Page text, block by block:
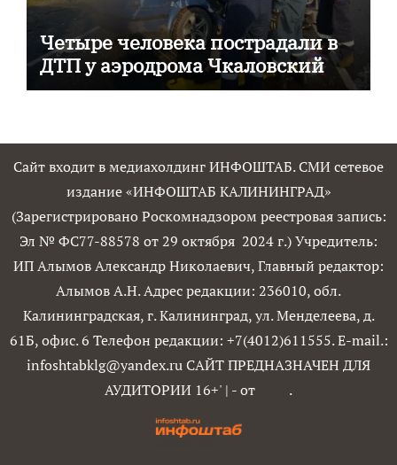
Четыре человека пострадали в
ДТП у аэродрома Чкаловский
Сайт входит в медиахолдинг ИНФОШТАБ. СМИ сетевое
издание «ИНФОШТАБ КАЛИНИНГРАД»
(Зарегистрировано Роскомнадзором реестровая запись:
Эл № ФС77-88578 от 29 октября 2024 г.) Учредитель:
ИП Алымов Александр Николаевич, Главный редактор:
Алымов А.Н. Адрес редакции: 236010, обл.
Калининградская, г. Калининград, ул. Менделеева, д.
61Б, офис. 6 Телефон редакции: +7(4012)611555. E-mail.:
infoshtabklg@yandex.ru САЙТ ПРЕДНАЗНАЧЕН ДЛЯ
АУДИТОРИИ 16+' | - от .